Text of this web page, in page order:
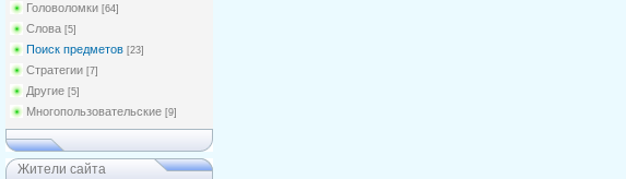
Головоломки [64]
Слова [5]
Поиск предметов [23]
Стратегии [7]
Другие [5]
Многопользовательские [9]
Жители сайта